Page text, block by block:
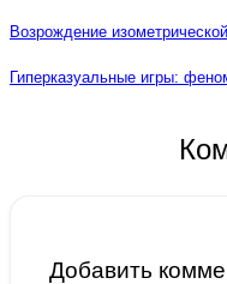
Возрождение
Гиперказуальные игры:
Добавить